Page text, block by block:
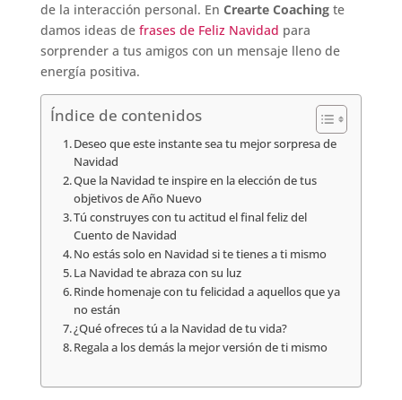
de la interacción personal. En Crearte Coachingte
damos ideas de frases de Feliz Navidad para
sorprender a tus amigos con un mensaje lleno de
energía positiva.
Índice de contenidos
Deseo que este instante sea tu mejor sorpresa de
Navidad
Que la Navidad te inspire en la elección de tus
objetivos de Año Nuevo
Tú construyes con tu actitud el final feliz del
Cuento de Navidad
No estás solo en Navidad si te tienes a ti mismo
La Navidad te abraza con su luz
Rinde homenaje con tu felicidad a aquellos que ya
no están
¿Qué ofreces tú a la Navidad de tu vida?
Regala a los demás la mejor versión de ti mismo